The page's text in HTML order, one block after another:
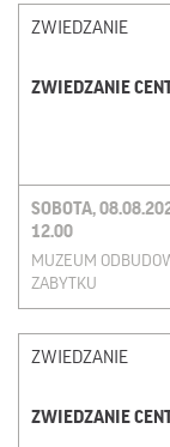
ZWIEDZANIE
ZWIEDZANIE
SOBOTA,
12.00
MUZEUM
ZABYTKU
ZWIEDZANIE
ZWIEDZANIE